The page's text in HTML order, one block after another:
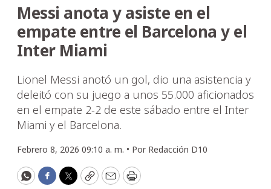
Messi anota y asiste en el
empate entre el Barcelona y el
Inter Miami
Lionel Messi anotó un gol, dio una asistencia y
deleitó con su juego a unos 55.000 aficionados
en el empate 2-2 de este sábado entre el Inter
Miami y el Barcelona.
Febrero 8, 2026 09:10 a. m. • Por Redacción D10
WhatsApp
Facebook
Twitter
CopyEmailPrint